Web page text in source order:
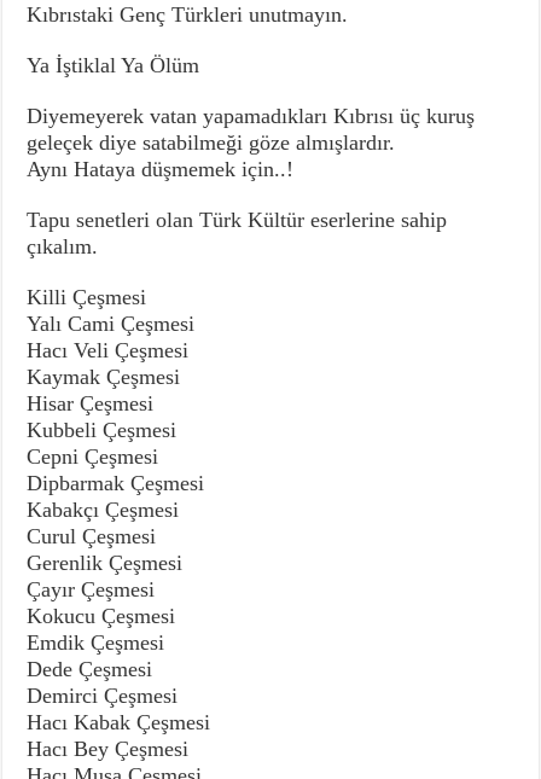
Kıbrıstaki Genç Türkleri unutmayın.
Ya İştiklal Ya Ölüm
Diyemeyerek vatan yapamadıkları Kıbrısı üç kuruş
geleçek diye satabilmeği göze almışlardır.
Aynı Hataya düşmemek için..!
Tapu senetleri olan Türk Kültür eserlerine sahip
çıkalım.
Killi Çeşmesi
Yalı Cami Çeşmesi
Hacı Veli Çeşmesi
Kaymak Çeşmesi
Hisar Çeşmesi
Kubbeli Çeşmesi
Cepni Çeşmesi
Dipbarmak Çeşmesi
Kabakçı Çeşmesi
Curul Çeşmesi
Gerenlik Çeşmesi
Çayır Çeşmesi
Kokucu Çeşmesi
Emdik Çeşmesi
Dede Çeşmesi
Demirci Çeşmesi
Hacı Kabak Çeşmesi
Hacı Bey Çeşmesi